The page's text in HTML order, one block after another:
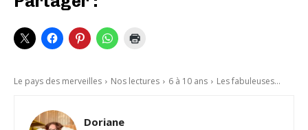
Le pays des merveilles Nos lectures 6 à 10 ans Les fabuleuses...
Doriane